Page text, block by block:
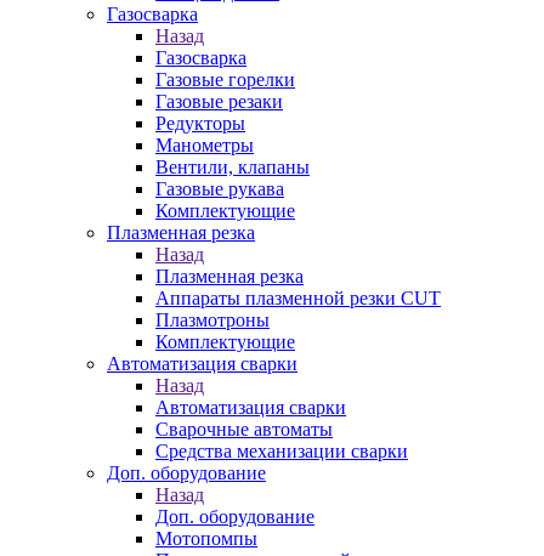
Газосварка
Назад
Газосварка
Газовые горелки
Газовые резаки
Редукторы
Манометры
Вентили, клапаны
Газовые рукава
Комплектующие
Плазменная резка
Назад
Плазменная резка
Аппараты плазменной резки CUT
Плазмотроны
Комплектующие
Автоматизация сварки
Назад
Автоматизация сварки
Сварочные автоматы
Средства механизации сварки
Доп. оборудование
Назад
Доп. оборудование
Мотопомпы